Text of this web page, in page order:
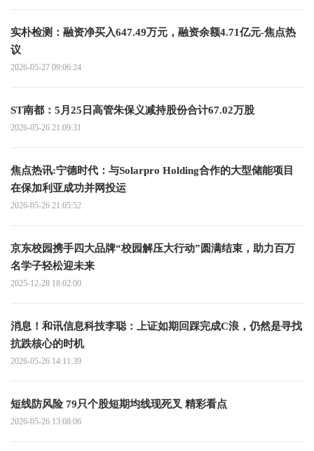
实朴检测：融资净买入647.49万元，融资余额4.71亿元-焦点热
议
2026-05-27 09:06:24
ST南都：5月25日高管朱保义减持股份合计67.02万股
2026-05-26 21:09:31
焦点热讯:宁德时代：与Solarpro Holding合作的大型储能项目
在保加利亚成功并网投运
2026-05-26 21:05:52
京东校园携手四大品牌“校园解压大行动”圆满结束，助力百万
名学子轻松迎未来
2025-12-28 18:02:00
消息！和讯信息科技李聪：上证如期回踩完成C浪，仍然是寻找
抗跌核心的时机
2026-05-26 14:11:39
短线防风险 79只个股短期均线现死叉 精彩看点
2026-05-26 13:08:06